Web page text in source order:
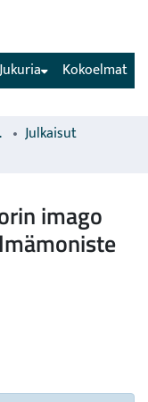
Kokoelmat
Julkaisut
imago